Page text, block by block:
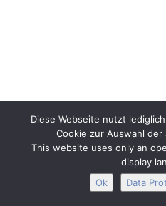
Diese Webseite nutzt
Cookie zur Auswahl
This website uses only an
display
Ok
Data